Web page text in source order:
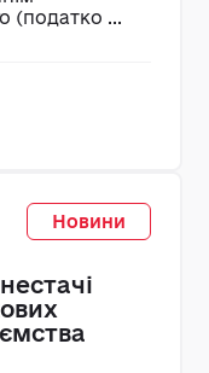
(податко ...
Новини